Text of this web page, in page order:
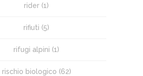
rider (1)
rifiuti (5)
rifugi alpini (1)
rischio biologico (62)